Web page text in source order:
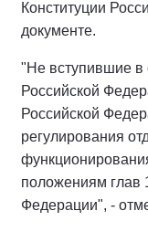
Конституции
документе.
"Не вступившие в
Российской
Российской
регулирования
положениям глав
Федерации", -